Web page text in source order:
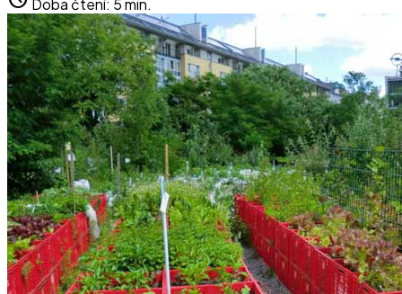
Doba čtení: 5 min.